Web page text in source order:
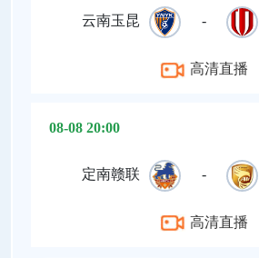
云南玉昆 -
高清直播
08-08 20:00
定南赣联 -
高清直播